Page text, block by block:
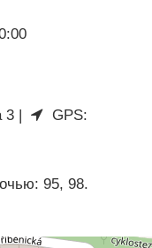
3 |
GPS:
95, 98.